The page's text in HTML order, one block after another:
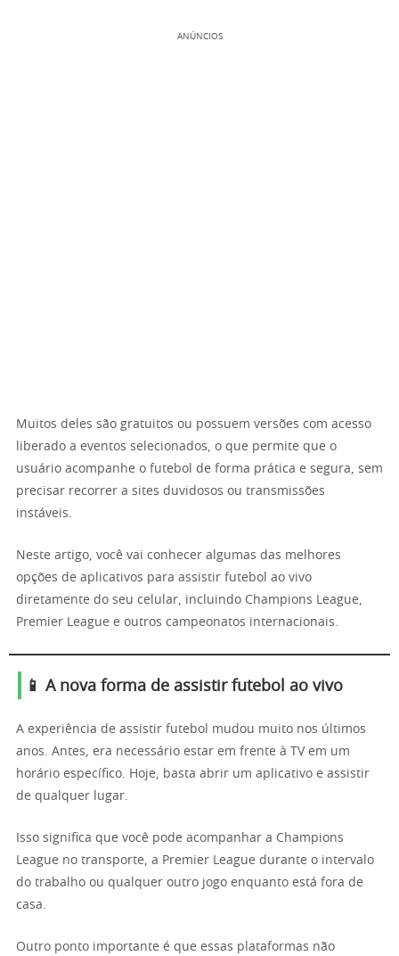
ANÚNCIOS
Muitos deles são gratuitos ou possuem versões com acesso
liberado a eventos selecionados, o que permite que o
usuário acompanhe o futebol de forma prática e segura, sem
precisar recorrer a sites duvidosos ou transmissões
instáveis.
Neste artigo, você vai conhecer algumas das melhores
opções de aplicativos para assistir futebol ao vivo
diretamente do seu celular, incluindo Champions League,
Premier League e outros campeonatos internacionais.
📱 A nova forma de assistir futebol ao vivo
A experiência de assistir futebol mudou muito nos últimos
anos. Antes, era necessário estar em frente à TV em um
horário específico. Hoje, basta abrir um aplicativo e assistir
de qualquer lugar.
Isso significa que você pode acompanhar a Champions
League no transporte, a Premier League durante o intervalo
do trabalho ou qualquer outro jogo enquanto está fora de
casa.
Outro ponto importante é que essas plataformas não